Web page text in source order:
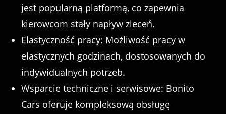
jest popularną platformą, co zapewnia
kierowcom stały napływ zleceń.
Elastyczność pracy: Możliwość pracy w
elastycznych godzinach, dostosowanych do
indywidualnych potrzeb.
Wsparcie techniczne i serwisowe: Bonito
Cars oferuje kompleksową obsługę